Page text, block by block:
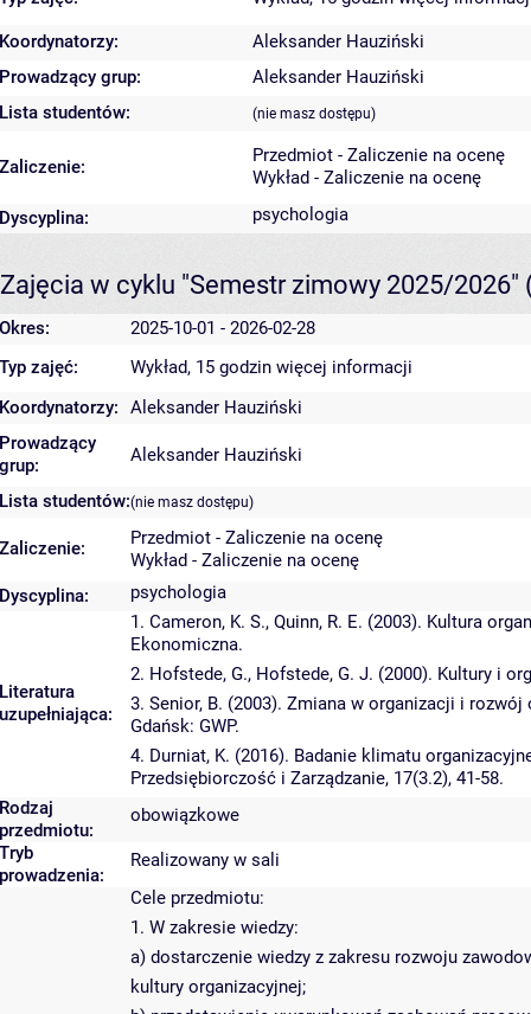
Koordynatorzy:
Aleksander Hauziński
Prowadzący grup:
Aleksander Hauziński
Lista studentów:
(nie masz dostępu)
Zaliczenie:
Przedmiot - Zaliczenie na ocenę
Wykład - Zaliczenie na ocenę
Dyscyplina:
psychologia
Zajęcia w cyklu "Semestr zimowy 2025/2026"
Okres:
2025-10-01 - 2026-02-28
Typ zajęć:
Wykład, 15 godzin więcej informacji
Koordynatorzy:
Aleksander Hauziński
Prowadzący
grup:
Aleksander Hauziński
Lista studentów:(nie masz dostępu)
Zaliczenie:
Przedmiot - Zaliczenie na ocenę
Wykład - Zaliczenie na ocenę
Dyscyplina:
psychologia
Literatura
uzupełniająca:
1. Cameron, K. S., Quinn, R. E. (2003). Kultura
Ekonomiczna.
2. Hofstede, G., Hofstede, G. J. (2000). Kultury i
3. Senior, B. (2003). Zmiana w organizacji i
Gdańsk: GWP.
4. Durniat, K. (2016). Badanie klimatu
Przedsiębiorczość i Zarządzanie, 17(3.2), 41-58.
Rodzaj
przedmiotu:
obowiązkowe
Tryb
prowadzenia:
Realizowany w sali
Cele przedmiotu:
1. W zakresie wiedzy:
a) dostarczenie wiedzy z zakresu rozwoju
kultury organizacyjnej;